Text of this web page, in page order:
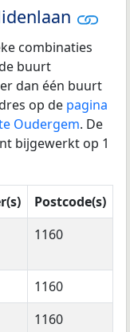
combinaties
buurt
dan één buurt
op de pagina
Oudergem. De
bijgewerkt op 1
Postcode(s)
1160
1160
1160